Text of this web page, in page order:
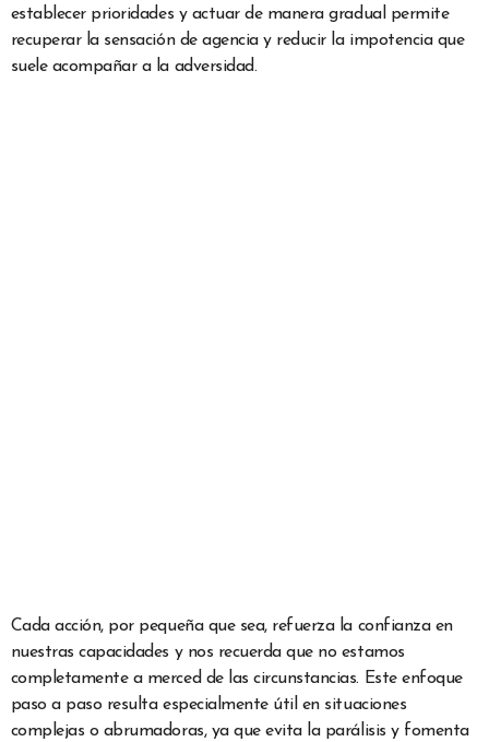
establecer prioridades y actuar de manera gradual permite
recuperar la sensación de agencia y reducir la impotencia que
suele acompañar a la adversidad.
Cada acción, por pequeña que sea, refuerza la confianza en
nuestras capacidades y nos recuerda que no estamos
completamente a merced de las circunstancias. Este enfoque
paso a paso resulta especialmente útil en situaciones
complejas o abrumadoras, ya que evita la parálisis y fomenta